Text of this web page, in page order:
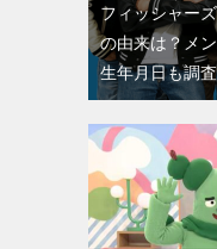
フィッシャー
の由来は？メ
生年月日も調